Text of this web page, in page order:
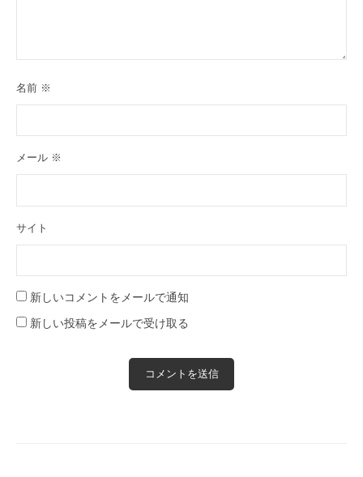
名前 ※
メール ※
サイト
新しいコメントをメールで通知
新しい投稿をメールで受け取る